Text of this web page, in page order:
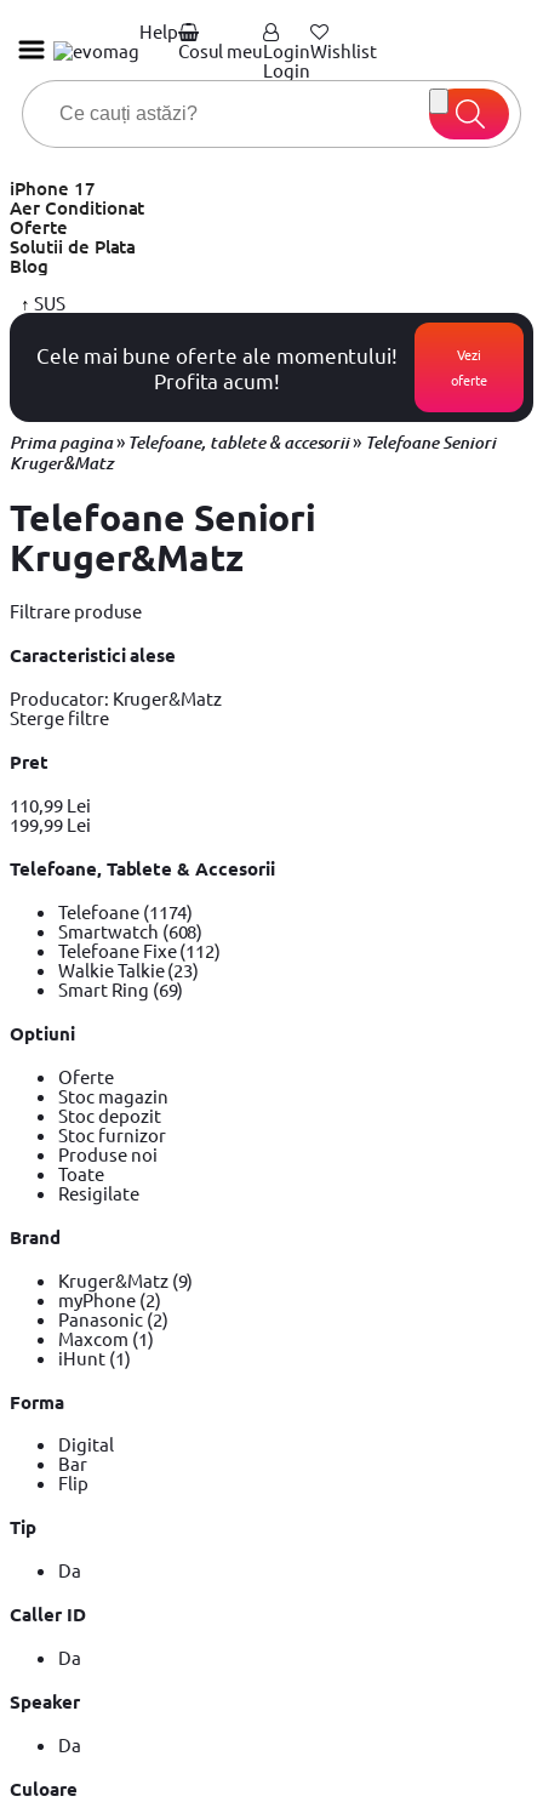
Help
Cosul meuLogin
Login
Wishlist
iPhone 17
Aer Conditionat
Oferte
Solutii de Plata
Blog
↑ SUS
Cele mai bune oferte ale momentului!
Profita acum!
Vezi
oferte
Prima pagina» Telefoane, tablete & accesorii» Telefoane Seniori
Kruger&Matz
Telefoane Seniori
Kruger&Matz
Filtrare produse
Caracteristici alese
Producator: Kruger&Matz
Sterge filtre
Pret
110,99 Lei
199,99 Lei
Telefoane, Tablete & Accesorii
Telefoane (1174)
Smartwatch (608)
Telefoane Fixe(112)
Walkie Talkie(23)
Smart Ring (69)
Optiuni
Oferte
Stoc magazin
Stoc depozit
Stoc furnizor
Produse noi
Toate
Resigilate
Brand
Kruger&Matz (9)
myPhone (2)
Panasonic(2)
Maxcom (1)
iHunt (1)
Forma
Digital
Bar
Flip
Tip
Da
Caller ID
Da
Speaker
Da
Culoare